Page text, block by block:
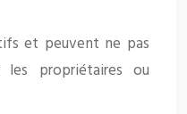
et peuvent ne pas
propriétaires ou